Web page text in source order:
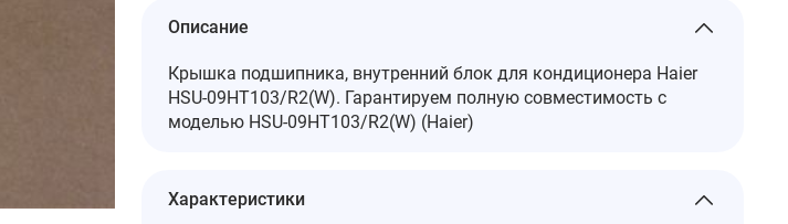
Описание
Крышка подшипника, внутренний блок для кондиционера Haier
HSU-09HT103/R2(W). Гарантируем полную совместимость с
моделью HSU-09HT103/R2(W) (Haier)
Характеристики